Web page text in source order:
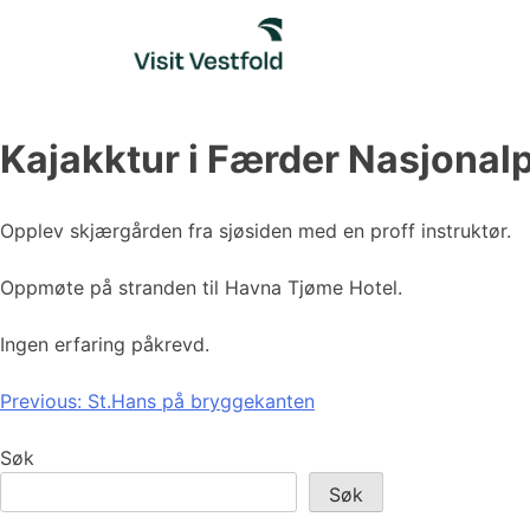
Kajakktur i Færder
Opplev skjærgården fra sjøsiden med en proff instruktør.
Oppmøte på stranden til Havna Tjøme Hotel.
Ingen erfaring påkrevd.
Innleggsnavigasjon
Previous: St.Hans på bryggekanten
Søk
Søk